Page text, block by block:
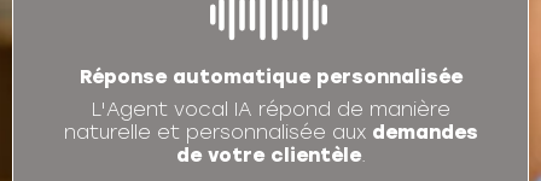
Réponse automatique personnalisée
L'Agent vocal IA répond de manière
naturelle et personnalisée aux demandes
de votre clientèle.